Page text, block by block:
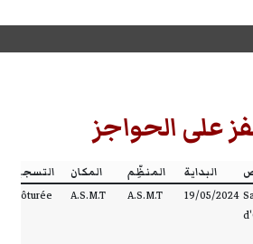
على الحواجز
البداية المنظِّم المكان
التسجيل
19/05/2024
A.S.M.T
A.S.M.T
Clôturée